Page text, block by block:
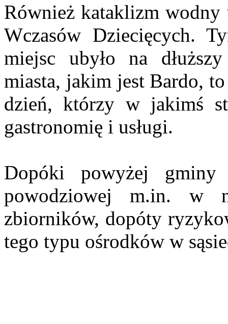
Również kataklizm wodny
Wczasów Dziecięcych.
miejsc ubyło na
miasta, jakim jest Bardo,
dzień, którzy w jakimś
gastronomię i usługi.
Dopóki powyżej
powodziowej m.in. w
zbiorników, dopóty
tego typu ośrodków w